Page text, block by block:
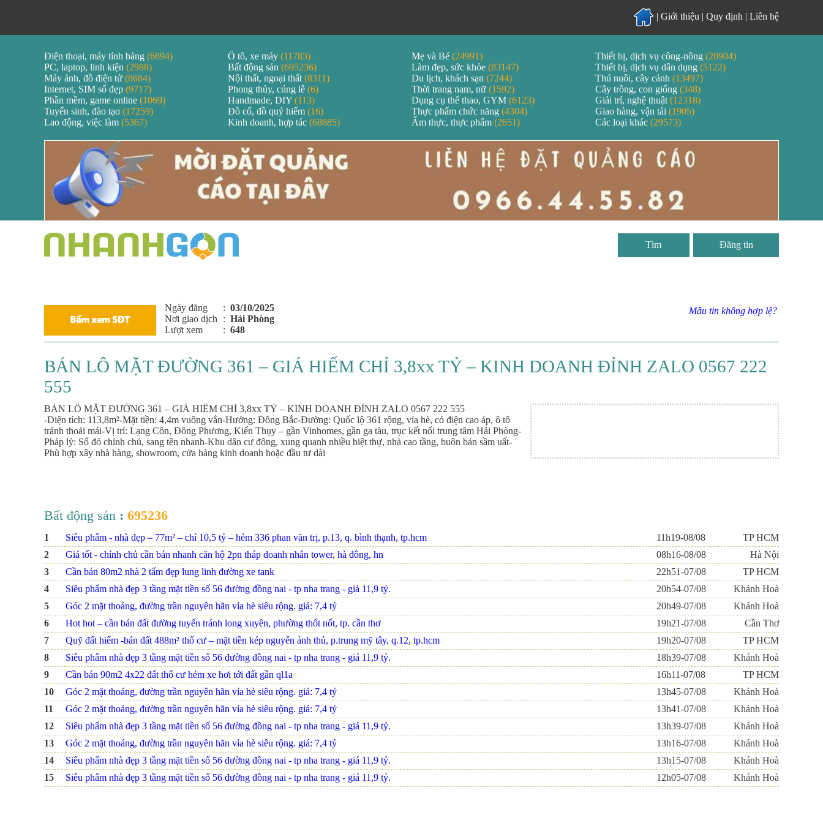
| Giới thiệu | Quy định | Liên hệ
Điện thoại, máy tính bảng (6894) Ô tô, xe máy (11783) Mẹ và Bé (24991) Thiết bị, dịch vụ công-nông (20904)
PC, laptop, linh kiện (2988) Bất động sản (695236) Làm đẹp, sức khỏe (83147) Thiết bị, dịch vụ dân dụng (5122)
Máy ảnh, đồ điện tử (8684) Nội thất, ngoại thất (8311) Du lịch, khách sạn (7244) Thú nuôi, cây cảnh (13497)
Internet, SIM số đẹp (9717) Phong thủy, cúng lễ (6) Thời trang nam, nữ (1592) Cây trồng, con giống (348)
Phần mềm, game online (1069) Handmade, DIY (113) Dụng cụ thể thao, GYM (6123) Giải trí, nghệ thuật (12318)
Tuyển sinh, đào tạo (17259) Đồ cổ, đồ quý hiếm (16) Thực phẩm chức năng (4304) Giao hàng, vận tải (1905)
Lao động, việc làm (5367) Kinh doanh, hợp tác (68685) Ẩm thực, thực phẩm (2651) Các loại khác (29573)
Đăng tin
Ngày đăng : 03/10/2025
Nơi giao dịch
: Hải Phòng
Lượt xem
: 648
Mẫu tin không hợp lệ?
BÁN LÔ MẶT ĐƯỜNG 361 – GIÁ HIẾM CHỈ 3,8xx TỶ – KINH DOANH ĐỈNH ZALO 0567 222
555
BÁN LÔ MẶT ĐƯỜNG 361 – GIÁ HIẾM CHỈ 3,8xx TỶ – KINH DOANH ĐỈNH ZALO 0567 222 555
-Diện tích: 113,8m²-Mặt tiền: 4,4m vuông vắn-Hướng: Đông Bắc-Đường: Quốc lộ 361 rộng, vỉa hè, có điện cao áp, ô tô
tránh thoải mái-Vị trí: Lạng Côn, Đông Phương, Kiến Thụy – gần Vinhomes, gần ga tàu, trục kết nối trung tâm Hải Phòng-
Pháp lý: Sổ đỏ chính chủ, sang tên nhanh-Khu dân cư đông, xung quanh nhiều biệt thự, nhà cao tầng, buôn bán sầm uất-
Phù hợp xây nhà hàng, showroom, cửa hàng kinh doanh hoặc đầu tư dài
Bất động sản : 695236
1 Siêu phẩm - nhà đẹp – 77m² – chỉ 10,5 tỷ – hẻm 336 phan văn trị, p.13, q. bình thạnh, tp.hcm 11h19-08/08
TP HCM
2
Giá tốt - chính chủ cần bán nhanh căn hộ 2pn tháp doanh nhân tower, hà đông, hn 08h16-08/08
Hà Nội
3
Cần bán 80m2 nhà 2 tấm đẹp lung linh đường xe tank 22h51-07/08
TP HCM
4
Siêu phẩm nhà đẹp 3 tầng mặt tiền số 56 đường đồng nai - tp nha trang - giá 11,9 tỷ. 20h54-07/08
Khánh Hoà
5
Góc 2 mặt thoáng, đường trần nguyên hãn vỉa hè siêu rộng. giá: 7,4 tỷ 20h49-07/08
Khánh Hoà
6
Hot hot – cần bán đất đường tuyến tránh long xuyên, phường thốt nốt, tp. cần thơ 19h21-07/08
Cần Thơ
7
Quỹ đất hiếm -bán đất 488m² thổ cư – mặt tiền kép nguyễn ảnh thủ, p.trung mỹ tây, q.12, tp.hcm 19h20-07/08
TP HCM
8
Siêu phẩm nhà đẹp 3 tầng mặt tiền số 56 đường đồng nai - tp nha trang - giá 11,9 tỷ. 18h39-07/08
Khánh Hoà
9
Cần bán 90m2 4x22 đất thổ cư hẻm xe hơi tới đất gần ql1a 16h11-07/08
TP HCM
10
Góc 2 mặt thoáng, đường trần nguyên hãn vỉa hè siêu rộng. giá: 7,4 tỷ 13h45-07/08
Khánh Hoà
11
Góc 2 mặt thoáng, đường trần nguyên hãn vỉa hè siêu rộng. giá: 7,4 tỷ 13h41-07/08
Khánh Hoà
12
Siêu phẩm nhà đẹp 3 tầng mặt tiền số 56 đường đồng nai - tp nha trang - giá 11,9 tỷ. 13h39-07/08
Khánh Hoà
13
Góc 2 mặt thoáng, đường trần nguyên hãn vỉa hè siêu rộng. giá: 7,4 tỷ 13h16-07/08
Khánh Hoà
14
Siêu phẩm nhà đẹp 3 tầng mặt tiền số 56 đường đồng nai - tp nha trang - giá 11,9 tỷ. 13h15-07/08
Khánh Hoà
15
Siêu phẩm nhà đẹp 3 tầng mặt tiền số 56 đường đồng nai - tp nha trang - giá 11,9 tỷ. 12h05-07/08 Khánh Hoà